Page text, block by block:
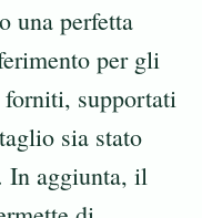
una perfetta
per gli
forniti, supportati
sia stato
In aggiunta, il